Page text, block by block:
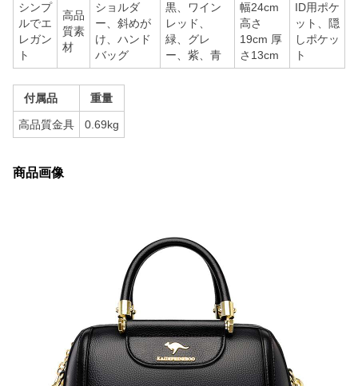
シンプ
ルでエ
レガン
ト
高品
質素
材
ショルダ
ー、斜めが
け、ハンド
バッグ
黒、ワイン
レッド、
緑、グレ
ー、紫、青
幅24cm
高さ
19cm 厚
さ13cm
ID用ポケ
ット、隠
しポケッ
ト
付属品 重量
高品質金具 0.69kg
商品画像